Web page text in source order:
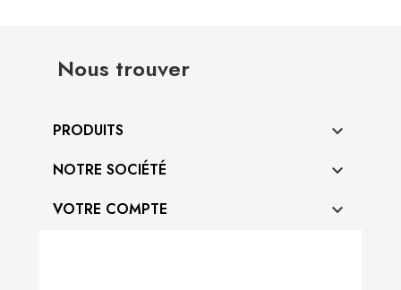
Nous trouver
PRODUITS 
NOTRE SOCIÉTÉ 
VOTRE COMPTE 